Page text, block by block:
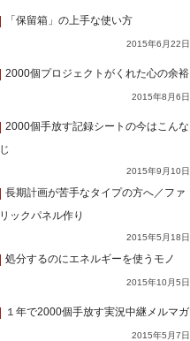
「保留箱」の上手な使い方
2015年6月22日
2000個プロジェクトがくれた心の余裕
2015年8月6日
2000個手放す記録シートの今はこんな
2015年9月10日
長期計画が苦手なタイプの方へ／ファ
ックパネル作り
2015年5月18日
処分するのにエネルギーを使うモノ
2015年10月5日
１年で2000個手放す実況中継メルマガ
2015年5月7日